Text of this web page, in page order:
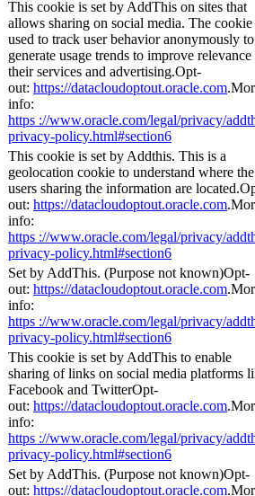
This cookie is set by AddThis on sites that
allows sharing on social media. The cookie
used to track user behavior anonymously to
generate usage trends to improve relevance
their services and advertising.Opt-
out: https://datacloudoptout.oracle.com
info:
https ://www.oracle.com/legal/privacy/
privacy-policy.html#section6
This cookie is set by Addthis. This is a
geolocation cookie to understand where the
users sharing the information are
out: https://datacloudoptout.oracle.com
info:
https ://www.oracle.com/legal/privacy/
privacy-policy.html#section6
Set by AddThis. (Purpose not known)Opt-
out: https://datacloudoptout.oracle.com
info:
https ://www.oracle.com/legal/privacy/
privacy-policy.html#section6
This cookie is set by AddThis to enable
sharing of links on social media platforms
Facebook and TwitterOpt-
out: https://datacloudoptout.oracle.com
info:
https ://www.oracle.com/legal/privacy/
privacy-policy.html#section6
Set by AddThis. (Purpose not known)Opt-
out: https://datacloudoptout.oracle.com